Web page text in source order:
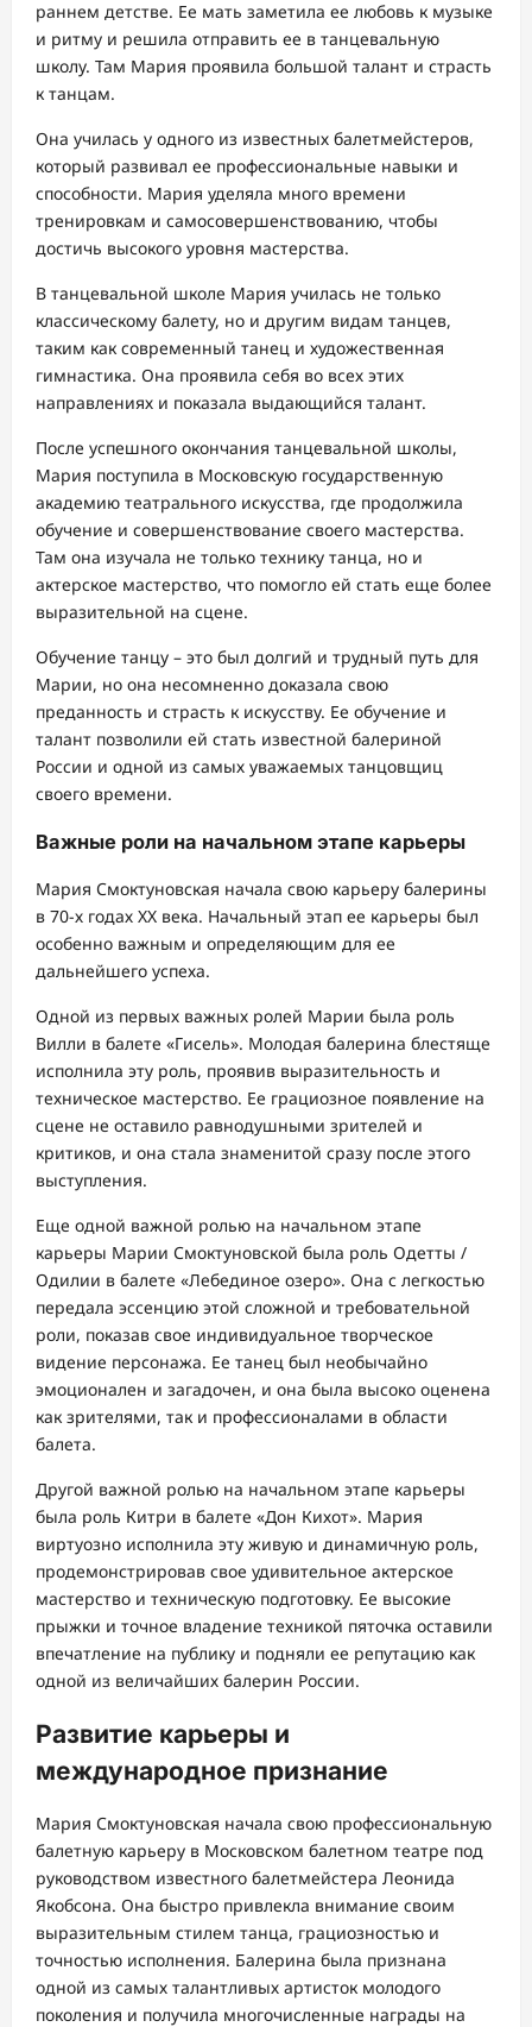
раннем детстве. Ее мать заметила ее любовь к музыке
и ритму и решила отправить ее в танцевальную
школу. Там Мария проявила большой талант и страсть
к танцам.
Она училась у одного из известных балетмейстеров,
который развивал ее профессиональные навыки и
способности. Мария уделяла много времени
тренировкам и самосовершенствованию, чтобы
достичь высокого уровня мастерства.
В танцевальной школе Мария училась не только
классическому балету, но и другим видам танцев,
таким как современный танец и художественная
гимнастика. Она проявила себя во всех этих
направлениях и показала выдающийся талант.
После успешного окончания танцевальной школы,
Мария поступила в Московскую государственную
академию театрального искусства, где продолжила
обучение и совершенствование своего мастерства.
Там она изучала не только технику танца, но и
актерское мастерство, что помогло ей стать еще более
выразительной на сцене.
Обучение танцу – это был долгий и трудный путь для
Марии, но она несомненно доказала свою
преданность и страсть к искусству. Ее обучение и
талант позволили ей стать известной балериной
России и одной из самых уважаемых танцовщиц
своего времени.
Важные роли на начальном этапе карьеры
Мария Смоктуновская начала свою карьеру балерины
в 70-х годах XX века. Начальный этап ее карьеры был
особенно важным и определяющим для ее
дальнейшего успеха.
Одной из первых важных ролей Марии была роль
Вилли в балете «Гисель». Молодая балерина блестяще
исполнила эту роль, проявив выразительность и
техническое мастерство. Ее грациозное появление на
сцене не оставило равнодушными зрителей и
критиков, и она стала знаменитой сразу после этого
выступления.
Еще одной важной ролью на начальном этапе
карьеры Марии Смоктуновской была роль Одетты /
Одилии в балете «Лебединое озеро». Она с легкостью
передала эссенцию этой сложной и требовательной
роли, показав свое индивидуальное творческое
видение персонажа. Ее танец был необычайно
эмоционален и загадочен, и она была высоко оценена
как зрителями, так и профессионалами в области
балета.
Другой важной ролью на начальном этапе карьеры
была роль Китри в балете «Дон Кихот». Мария
виртуозно исполнила эту живую и динамичную роль,
продемонстрировав свое удивительное актерское
мастерство и техническую подготовку. Ее высокие
прыжки и точное владение техникой пяточка оставили
впечатление на публику и подняли ее репутацию как
одной из величайших балерин России.
Развитие карьеры и
международное признание
Мария Смоктуновская начала свою профессиональную
балетную карьеру в Московском балетном театре под
руководством известного балетмейстера Леонида
Якобсона. Она быстро привлекла внимание своим
выразительным стилем танца, грациозностью и
точностью исполнения. Балерина была признана
одной из самых талантливых артисток молодого
поколения и получила многочисленные награды на